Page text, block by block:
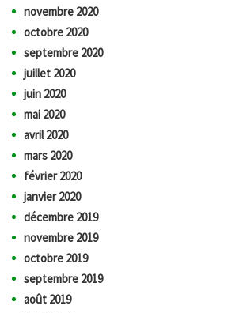
novembre 2020
octobre 2020
septembre 2020
juillet 2020
juin 2020
mai 2020
avril 2020
mars 2020
février 2020
janvier 2020
décembre 2019
novembre 2019
octobre 2019
septembre 2019
août 2019